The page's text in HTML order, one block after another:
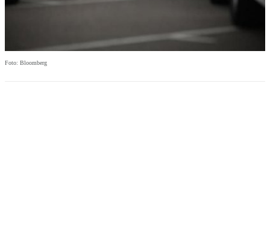
Foto: Bloomberg